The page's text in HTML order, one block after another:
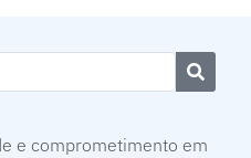
e comprometimento em